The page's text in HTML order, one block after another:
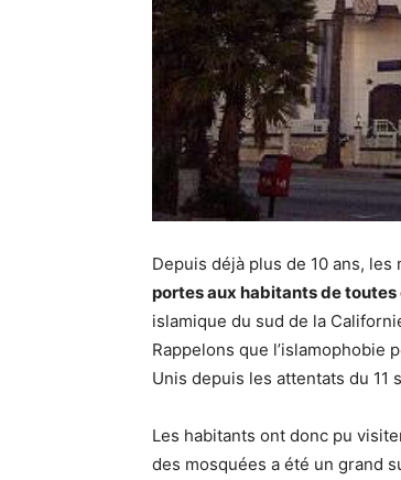
Depuis déjà plus de 10 ans,
portes aux habitants de
islamique du sud de la
Rappelons que l’islamophobie
Unis depuis les attentats du 11
Les habitants ont donc pu
des mosquées a été un grand